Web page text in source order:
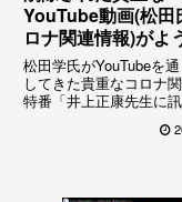
YouTube動画(松田
ロナ関連情報)がよ
復活!
松田学氏がYouTubeを
してきた貴重なコロナ
特番「井上正康先生に
問に答えます!」が一方